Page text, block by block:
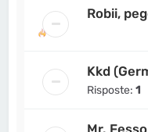
Robii,
Kkd
Risposte:1
Mr.